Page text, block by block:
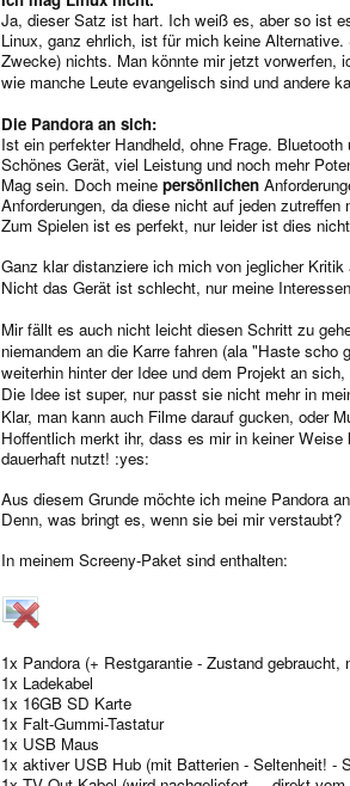
Ja, dieser Satz ist hart. Ich weiß es, aber so ist
Linux, ganz ehrlich, ist für mich keine
Zwecke) nichts. Man könnte mir jetzt vorwerfen,
wie manche Leute evangelisch sind und andere
Die Pandora an sich:
Ist ein perfekter Handheld, ohne Frage.
Schönes Gerät, viel Leistung und noch mehr
Mag sein. Doch meine persönlichen
Anforderungen, da diese nicht auf jeden
Zum Spielen ist es perfekt, nur leider ist dies
Ganz klar distanziere ich mich von jeglicher Kritik
Nicht das Gerät ist schlecht, nur meine
Mir fällt es auch nicht leicht diesen Schritt zu
niemandem an die Karre fahren (ala "Haste
weiterhin hinter der Idee und dem Projekt an
Die Idee ist super, nur passt sie nicht mehr in
Klar, man kann auch Filme darauf gucken, oder
Hoffentlich merkt ihr, dass es mir in keiner
dauerhaft nutzt! :yes:
Aus diesem Grunde möchte ich meine Pandora
Denn, was bringt es, wenn sie bei mir verstaubt?
In meinem Screeny-Paket sind enthalten:
1x Pandora (+ Restgarantie - Zustand gebraucht,
1x Ladekabel
1x 16GB SD Karte
1x Falt-Gummi-Tastatur
1x USB Maus
1x aktiver USB Hub (mit Batterien - Seltenheit! -